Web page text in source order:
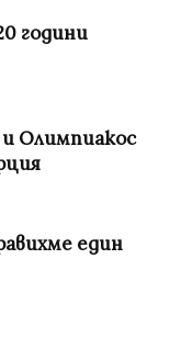
години
и Олимпиакос
един